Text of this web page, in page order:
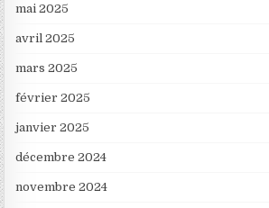
mai 2025
avril 2025
mars 2025
février 2025
janvier 2025
décembre 2024
novembre 2024